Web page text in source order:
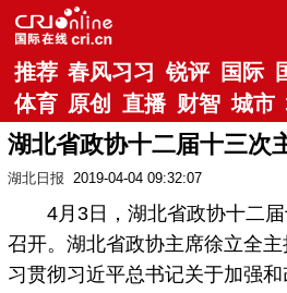
推荐 春风习习 锐评 国际
体育 原创 直播 财智 城市
湖北省政协十二届十三次
湖北日报 2019-04-04 09:32:07
4月3日，湖北省政协十二届
召开。湖北省政协主席徐立全
习贯彻习近平总书记关于加强